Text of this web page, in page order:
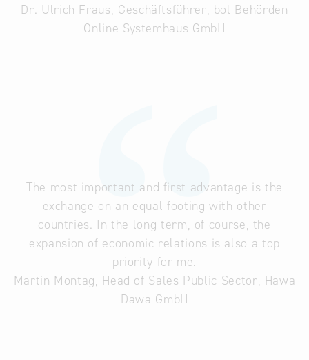
Dr. Ulrich Fraus, Geschäftsführer, bol Behörden
Online Systemhaus GmbH
The most important and first advantage is the
exchange on an equal footing with other
countries. In the long term, of course, the
expansion of economic relations is also a top
priority for me.
Martin Montag, Head of Sales Public Sector, Hawa
Dawa GmbH